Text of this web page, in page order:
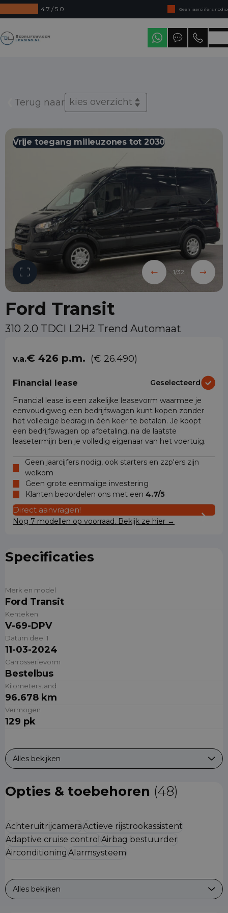
4.7 / 5.0
Geen jaarcijfers nodig
Direct uit voorraad leverbaar
Levering in heel Nederland
Terug naar kies overzicht
Vrije toegang milieuzones tot 2030
1/32
Ford Transit
310 2.0 TDCI L2H2 Trend Automaat
v.a.€ 426 p.m. (€ 26.490)
Financial lease
Geselecteerd
Financial lease is een zakelijke leasevorm waarmee je
eenvoudigweg een bedrijfswagen kunt kopen zonder
het volledige bedrag in één keer te betalen. Je koopt
een bedrijfswagen op afbetaling, na de laatste
leasetermijn ben je volledig eigenaar van het voertuig.
Geen jaarcijfers nodig, ook starters en zzp'ers zijn
welkom
Geen grote eenmalige investering
Klanten beoordelen ons met een 4.7/5
Direct aanvragen!
Nog 7 modellen op voorraad. Bekijk ze hier →
Specificaties
Merk en model
Ford Transit
Kenteken
V-69-DPV
Datum deel 1
11-03-2024
Carrosserievorm
Bestelbus
Kilometerstand
96.678 km
Vermogen
129 pk
Alles bekijken
Opties & toebehoren (48)
AchteruitrijcameraActieve rijstrookassistent
Adaptive cruise control Airbag bestuurder
Airconditioning Alarmsysteem
Alles bekijken